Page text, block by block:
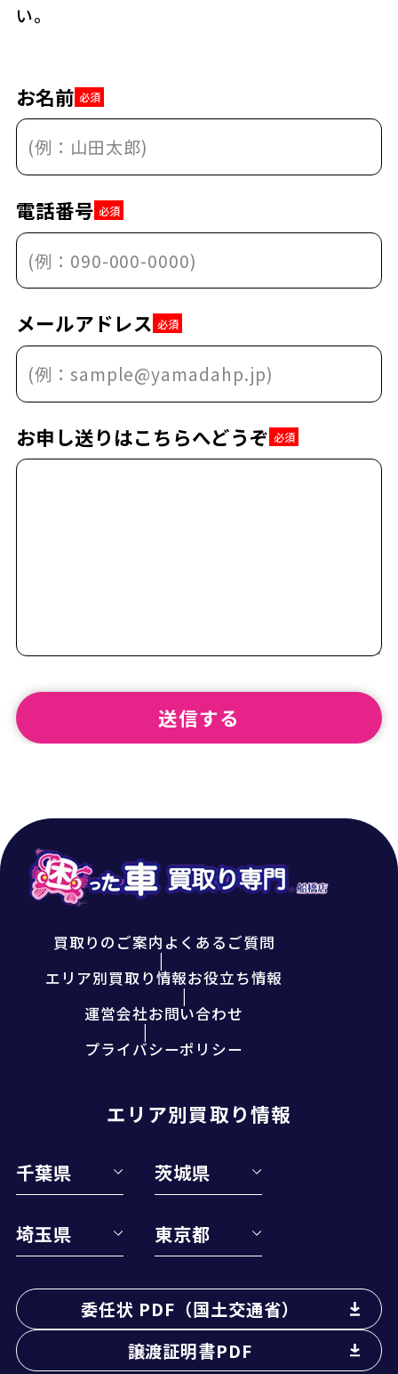
い。
お名前 必須
電話番号 必須
メールアドレス 必須
お申し送りはこちらへどうぞ 必須
買取りのご案内 よくあるご質問
エリア別買取り情報お役立ち情報
運営会社お問い合わせ
プライバシーポリシー
エリア別買取り情報
千葉県 茨城県
埼玉県 東京都
委任状 PDF（国土交通省）
譲渡証明書PDF